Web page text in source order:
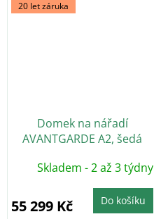
20 let záruka
Domek na nářadí
AVANTGARDE A2, šedá
Skladem - 2 až 3 týdny
55 299 Kč Do košíku